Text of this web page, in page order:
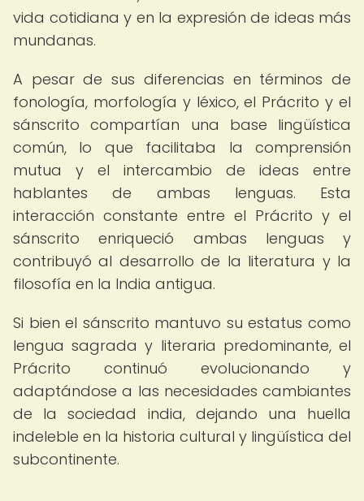
vida cotidiana y en la expresión de ideas más
mundanas.
A pesar de sus diferencias en términos de
fonología, morfología y léxico, el Prácrito y el
sánscrito compartían una base lingüística
común, lo que facilitaba la comprensión
mutua y el intercambio de ideas entre
hablantes de ambas lenguas. Esta
interacción constante entre el Prácrito y el
sánscrito enriqueció ambas lenguas y
contribuyó al desarrollo de la literatura y la
filosofía en la India antigua.
Si bien el sánscrito mantuvo su estatus como
lengua sagrada y literaria predominante, el
Prácrito continuó evolucionando y
adaptándose a las necesidades cambiantes
de la sociedad india, dejando una huella
indeleble en la historia cultural y lingüística del
subcontinente.